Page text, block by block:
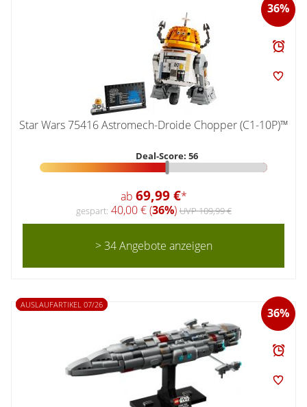
36%
Star Wars 75416 Astromech-Droide Chopper (C1-10P)™
Deal-Score: 56
ab 69,99 €*
gespart: 40,00 € (36%)UVP 109,99 €
> 34 Angebote anzeigen
36%
AUSLAUFARTIKEL 07/26